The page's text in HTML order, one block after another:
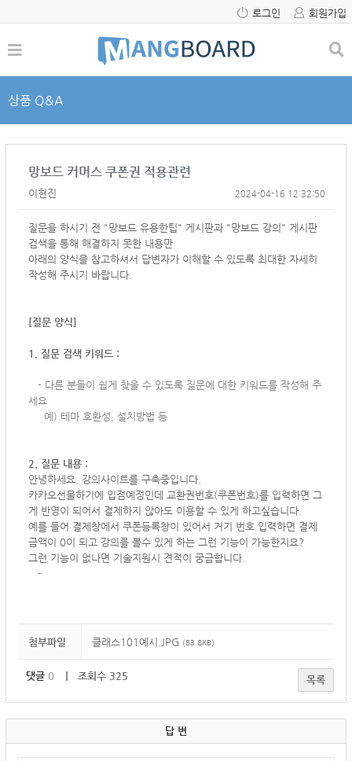
로그인 회원가입
상품 Q&A
망보드 커머스 쿠폰권 적용관련
이현진 2024-04-16 12:32:50
질문을 하시기 전 "망보드 유용한팁" 게시판과 "망보드 강의" 게시판
검색을 통해 해결하지 못한 내용만
아래의 양식을 참고하셔서 답변자가 이해할 수 있도록 최대한 자세히
작성해 주시기 바랍니다.
[질문 양식]
1. 질문 검색 키워드 :
- 다른 분들이 쉽게 찾을 수 있도록 질문에 대한 키워드를 작성해 주
세요
예) 테마 호환성, 설치방법 등
2. 질문 내용 :
안녕하세요. 강의사이트를 구축중입니다.
카카오선물하기에 입점예정인데 교환권번호(쿠폰번호)를 입력하면 그
게 반영이 되어서 결제하지 않아도 이용할 수 있게 하고싶습니다.
예를 들어 결제창에서 쿠폰등록창이 있어서 거기 번호 입력하면 결제
금액이 0이 되고 강의를 볼수 있게 하는 그런 기능이 가능한지요?
그런 기능이 없나면 기술지원시 견적이 궁금합니다.
-
첨부파일 클래스101예시.JPG (83.8KB)
댓글 0 ｜ 조회수 325 목록
답 변